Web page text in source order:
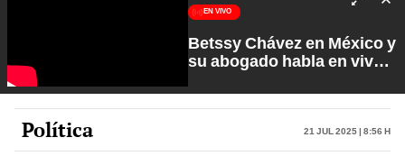
EN VIVO
Betssy Chávez en México y
su abogado habla en vivo |
Carlos Cornejo
Política 21 Jul 2025 | 8:56 h